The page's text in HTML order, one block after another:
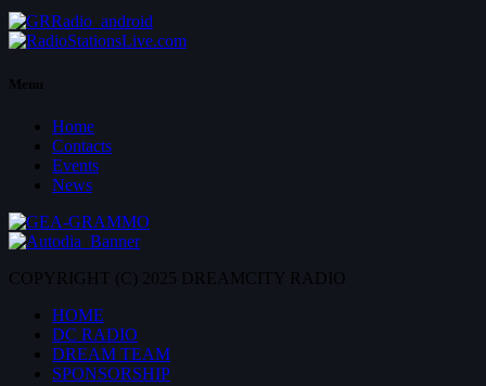
Menu
Home
Contacts
Events
News
COPYRIGHT (C) 2025 DREAMCITY RADIO
HOME
DC RADIO
DREAM TEAM
SPONSORSHIP